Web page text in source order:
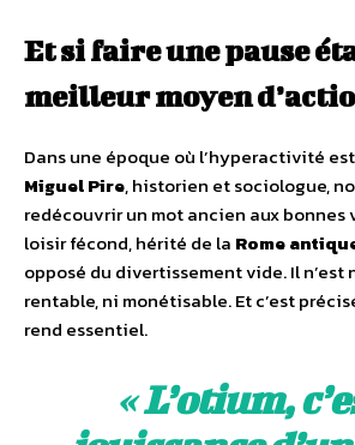
Et si faire une pause
meilleur moyen
Dans une époque où l’hyperactivité
Miguel Pire, historien et sociologue,
redécouvrir un mot ancien aux bonnes
loisir fécond, hérité de la Rome
opposé du divertissement vide. Il n’est
rentable, ni monétisable. Et c’est
rend essentiel.
«L’otium,